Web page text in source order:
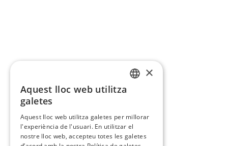
×
Aquest lloc web utilitza
galetes
Aquest lloc web utilitza galetes per millorar
l'experiència de l'usuari. En utilitzar el
nostre lloc web, accepteu totes les galetes